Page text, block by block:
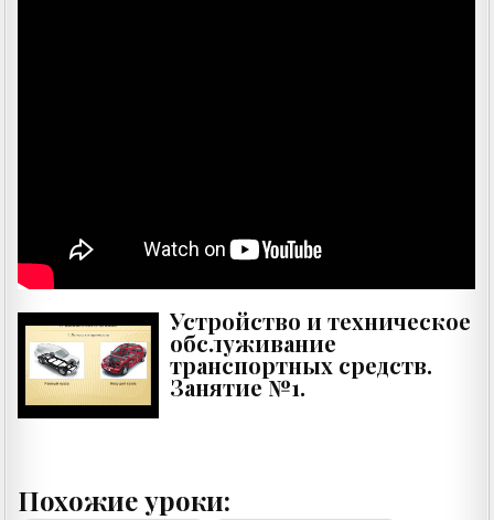
Устройство и техническое
обслуживание
транспортных средств.
Занятие №1.
Похожие уроки: